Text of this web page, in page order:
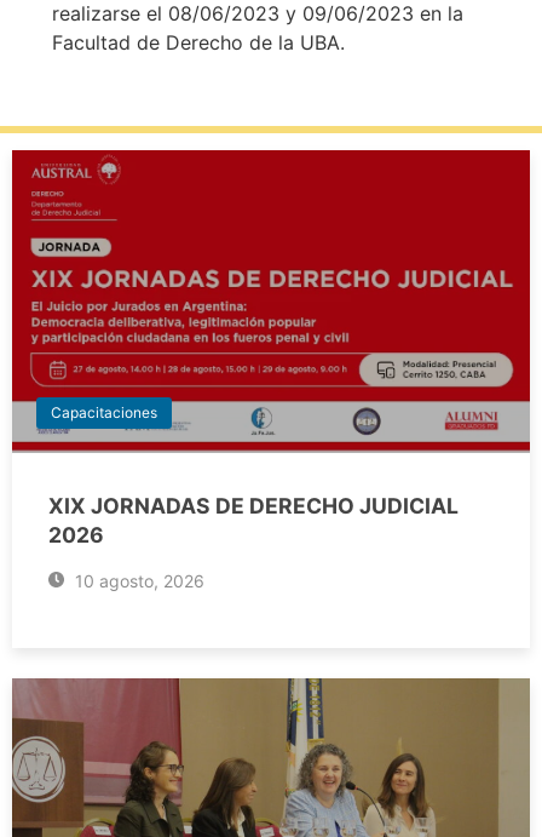
realizarse el 08/06/2023 y 09/06/2023 en la
Facultad de Derecho de la UBA.
Capacitaciones
XIX JORNADAS DE DERECHO JUDICIAL
2026
10 agosto, 2026